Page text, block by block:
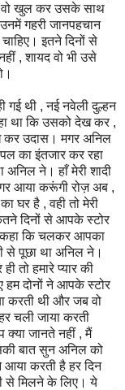
वो खुल कर उसके साथ
गहरी जानपहचान
इतने दिनों से
, शायद वो भी उसे
थी , नई नवेली दुल्हन
था कि उसको देख कर ,
कर उदास। मगर अनिल
का इंतजार कर रहा
अनिल ने। हाँ मेरी शादी
आया करूंगी रोज़ अब ,
घर है , वही तो मेरी
दिनों से आपके स्टोर
कहा कि चलकर आपका
से पूछा था अनिल ने।
तो हमारे प्यार की
हम दोनों ने आपके स्टोर
करती थी और जब वो
चली जाया करती
जानते नहीं , मैं
बात सुन अनिल को
आया करती है हर दिन
से मिलने के लिए। ये